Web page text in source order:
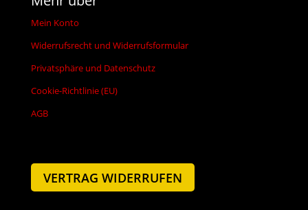
Mein Konto
Widerrufsrecht und Widerrufsformular
Privatsphäre und Datenschutz
Cookie-Richtlinie (EU)
AGB
VERTRAG WIDERRUFEN